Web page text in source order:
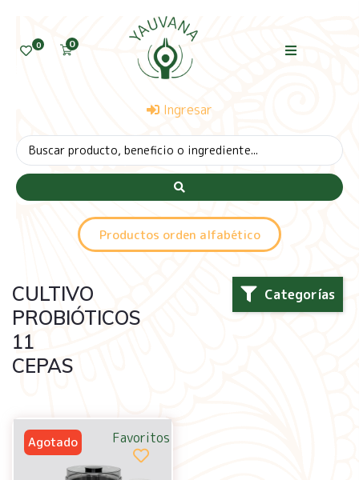
0 0
Ingresar
Productos orden alfabético
Categorías
CULTIVO
PROBIÓTICOS
11
CEPAS
Favoritos